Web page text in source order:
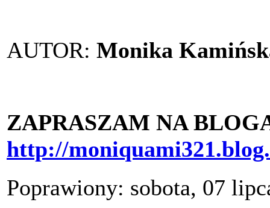
AUTOR: Monika
ZAPRASZAM NA
http://
Poprawiony: sobota, 07